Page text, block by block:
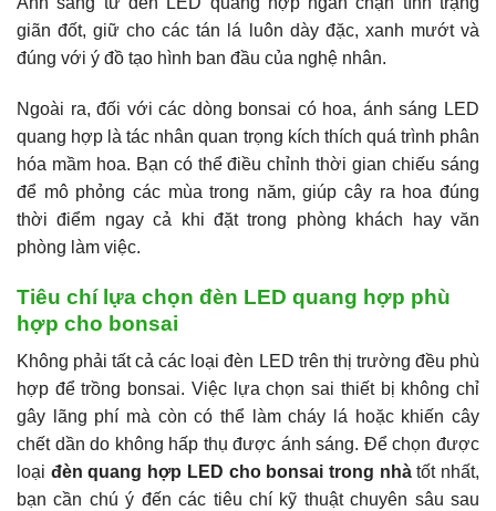
giãn đốt, giữ cho các tán lá luôn dày đặc, xanh mướt và
đúng với ý đồ tạo hình ban đầu của nghệ nhân.
Ngoài ra, đối với các dòng bonsai có hoa, ánh sáng LED
quang hợp là tác nhân quan trọng kích thích quá trình phân
hóa mầm hoa. Bạn có thể điều chỉnh thời gian chiếu sáng
để mô phỏng các mùa trong năm, giúp cây ra hoa đúng
thời điểm ngay cả khi đặt trong phòng khách hay văn
phòng làm việc.
Tiêu chí lựa chọn đèn LED quang hợp phù
hợp cho bonsai
Không phải tất cả các loại đèn LED trên thị trường đều phù
hợp để trồng bonsai. Việc lựa chọn sai thiết bị không chỉ
gây lãng phí mà còn có thể làm cháy lá hoặc khiến cây
chết dần do không hấp thụ được ánh sáng. Để chọn được
loại đèn quang hợp LED cho bonsai trong nhàtốt nhất,
bạn cần chú ý đến các tiêu chí kỹ thuật chuyên sâu sau